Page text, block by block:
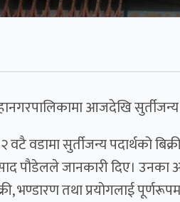
आजदेखि सुर्तीजन्य
वडामा सुर्तीजन्य पदार्थको
पौडेलले जानकारी दिए।
भण्डारण तथा प्रयोगलाई